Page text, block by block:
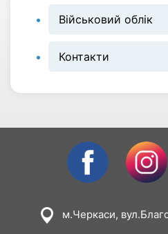
Військовий облік
Контакти
Facebook
Imageм.Черкаси,